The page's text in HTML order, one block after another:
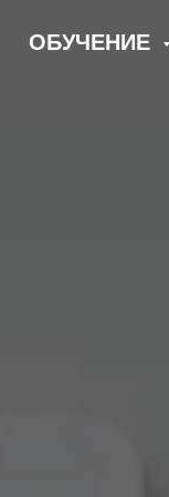
ОБУЧЕНИЕ